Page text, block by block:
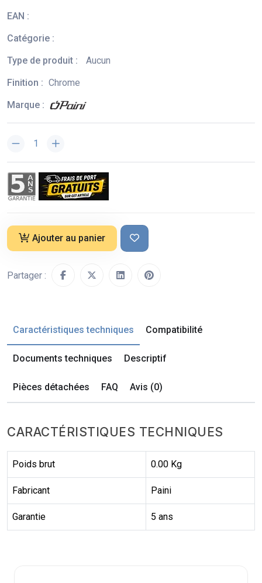
EAN :
Catégorie :
Type de produit :
Aucun
Finition : Chrome
Marque :
Ajouter au panier
Partager :
Caractéristiques techniques Compatibilité
Documents techniques Descriptif
Pièces détachées FAQ Avis (0)
CARACTÉRISTIQUES TECHNIQUES
Poids brut 0.00 Kg
Fabricant Paini
Garantie 5 ans